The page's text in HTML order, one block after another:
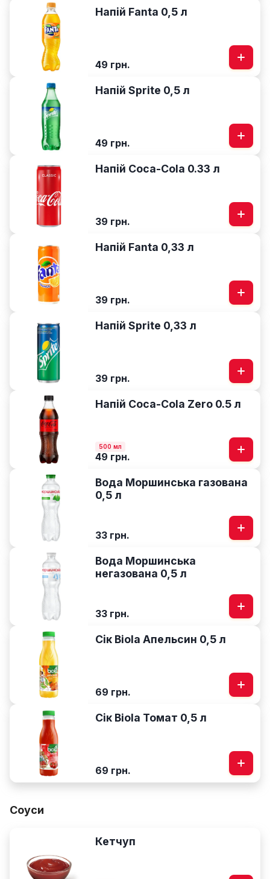
Напій Fanta 0,5 л
49 грн.
Напій Sprite 0,5 л
49 грн.
Напій Coca-Cola 0.33 л
39 грн.
Напій Fanta 0,33 л
39 грн.
Напій Sprite 0,33 л
39 грн.
Напій Coca-Cola Zero 0.5 л
500 мл
49 грн.
Вода Моршинська газована
0,5 л
33 грн.
Вода Моршинська
негазована 0,5 л
33 грн.
Сік Biola Апельсин 0,5 л
69 грн.
Сік Biola Томат 0,5 л
69 грн.
Соуси
Кетчуп